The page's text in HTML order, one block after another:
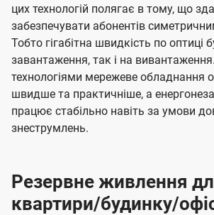
цих технологій полягає в тому, що
забезпечувати абонентів
Тобто гігабітна швидкість по оптиці
завантаження, так і на
технологіями мережеве обладнання
швидше та практичніше, а
працює стабільно навіть за умови
знеструмлень.
Резервне живлення
квартири/будинку/